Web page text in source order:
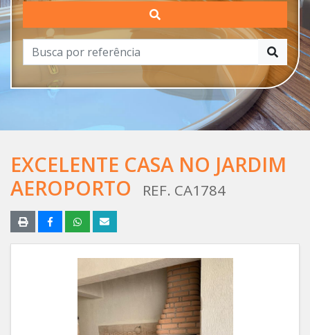
EXCELENTE CASA NO JARDIM
AEROPORTO
REF. CA1784